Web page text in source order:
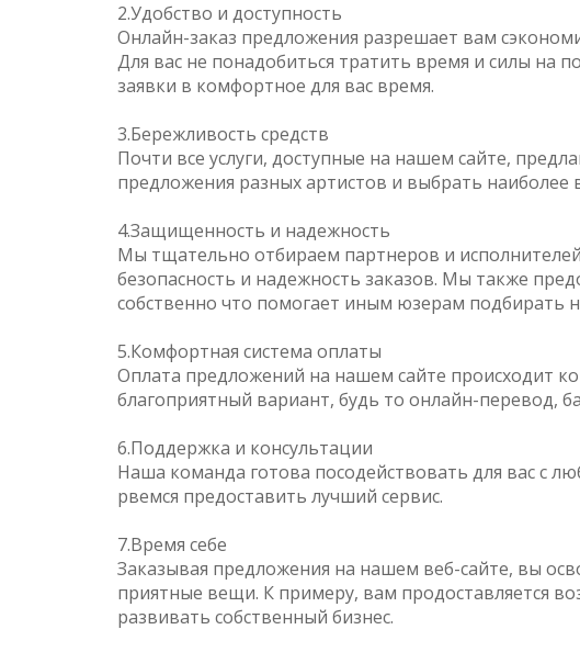
2.Удобство и доступность
Онлайн-заказ предложения разрешает вам
Для вас не понадобиться тратить время и силы на
заявки в комфортное для вас время.
3.Бережливость средств
Почти все услуги, доступные на нашем сайте,
предложения разных артистов и выбрать наиболее
4.Защищенность и надежность
Мы тщательно отбираем партнеров и
безопасность и надежность заказов. Мы также
собственно что помогает иным юзерам подбирать
5.Комфортная система оплаты
Оплата предложений на нашем сайте происходит
благоприятный вариант, будь то онлайн-перевод,
6.Поддержка и консультации
Наша команда готова посодействовать для вас
рвемся предоставить лучший сервис.
7.Время себе
Заказывая предложения на нашем веб-сайте, вы
приятные вещи. К примеру, вам продоставляется
развивать собственный бизнес.